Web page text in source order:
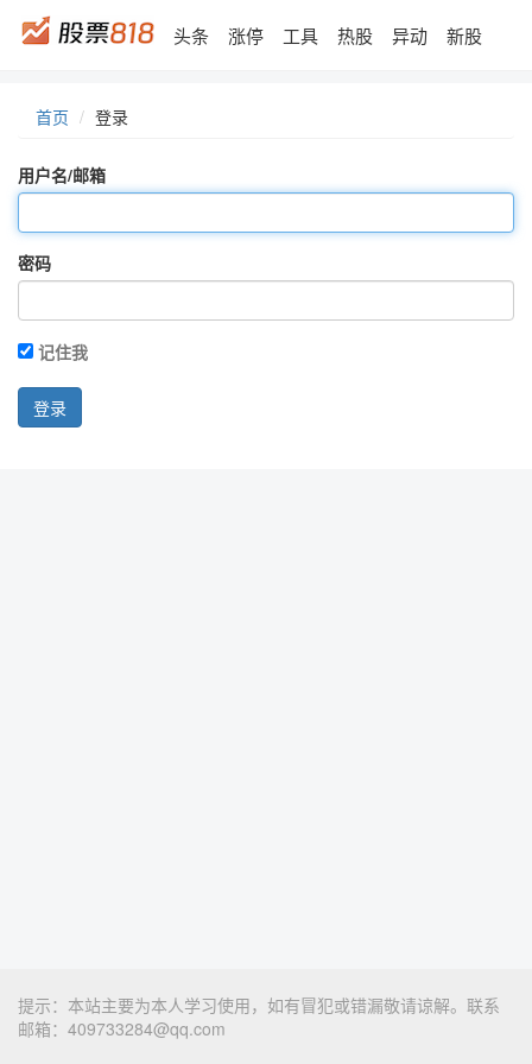
头条 涨停 工具 热股 异动 新股
首页 登录
用户名/邮箱
密码
记住我
登录
提示：本站主要为本人学习使用，如有冒犯或错漏敬请谅解。联系
邮箱：409733284@qq.com